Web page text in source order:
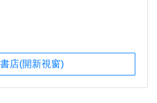
店(開新視窗)